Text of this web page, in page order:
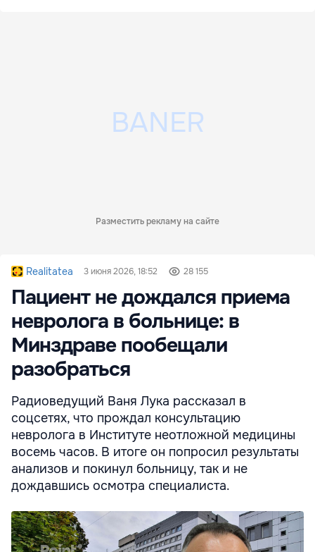
Разместить рекламу на сайте
Realitatea 3 июня 2026, 18:52 28 155
Пациент не дождался приема
невролога в больнице: в
Минздраве пообещали
разобраться
Радиоведущий Ваня Лука рассказал в
соцсетях, что прождал консультацию
невролога в Институте неотложной медицины
восемь часов. В итоге он попросил результаты
анализов и покинул больницу, так и не
дождавшись осмотра специалиста.